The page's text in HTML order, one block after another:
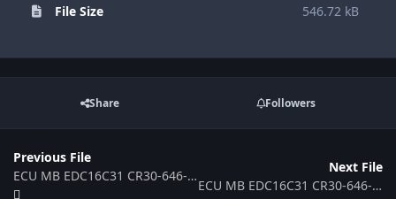
File Size 546.72 kB
Share Followers
Previous File
ECU MB EDC16C31 CR30-646-C5D4-639-080KW-30-0MEF-01-DAM-ME007 0281013 369834
Next File
ECU MB EDC16C31 CR30-646-C5D4-639-065KW-33-0MEF-02-DAG-001_ME7 371340